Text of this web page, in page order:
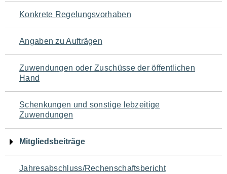
Seiteninhalt
Konkrete Regelungsvorhaben
Angaben zu Aufträgen
Zuwendungen oder Zuschüsse der öffentlichen
Hand
Schenkungen und sonstige lebzeitige
Zuwendungen
Mitgliedsbeiträge
Jahresabschluss/Rechenschaftsbericht